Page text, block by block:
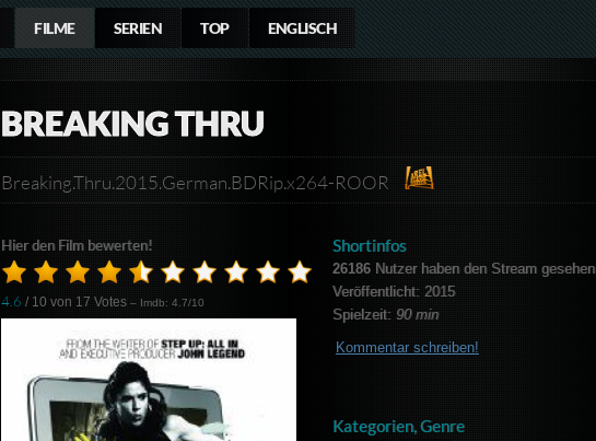
FILME SERIEN TOP ENGLISCH
BREAKING THRU
Breaking.Thru.2015.German.BDRip.x264-ROOR
Hier den Film bewerten!
4.6 / 10 von 17 Votes – Imdb: 4.7/10
Shortinfos
26186Nutzer haben den Stream gesehen
Veröffentlicht: 2015
Spielzeit: 90 min
Kommentar schreiben!
Kategorien, Genre